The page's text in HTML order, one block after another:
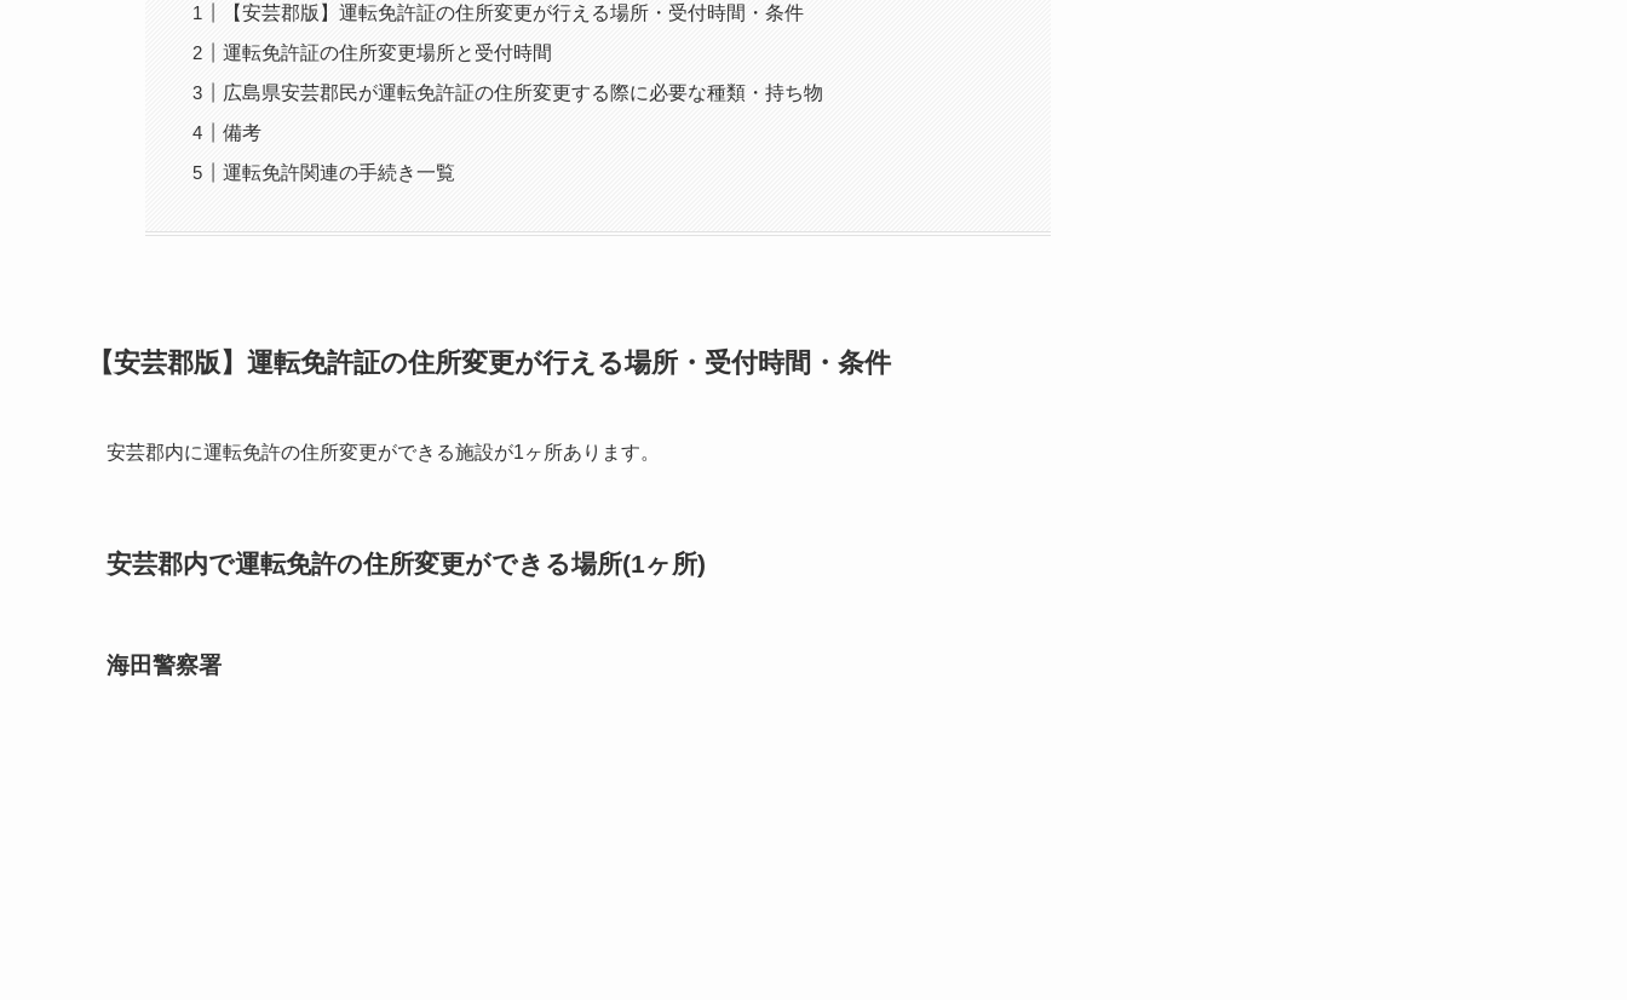
【安芸郡版】運転免許証の住所変更が行える場所・受付時間・条件
運転免許証の住所変更場所と受付時間
広島県安芸郡民が運転免許証の住所変更する際に必要な種類・持ち物
備考
運転免許関連の手続き一覧
【安芸郡版】運転免許証の住所変更が行える場所・受付時間・条件
安芸郡内に運転免許の住所変更ができる施設が1ヶ所あります。
安芸郡内で運転免許の住所変更ができる場所(1ヶ所)
海田警察署